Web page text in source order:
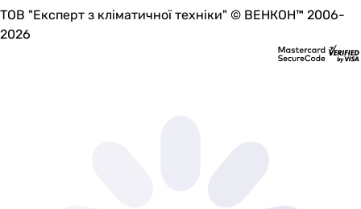
ТОВ "Експерт з кліматичної техніки" © ВЕНКОН™ 2006-
2026